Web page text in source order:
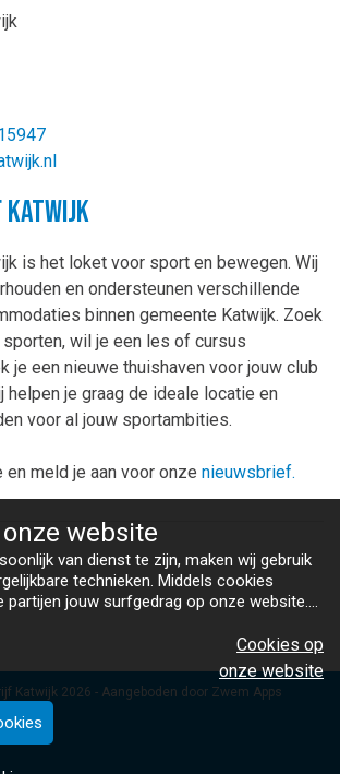
is het loket voor sport en bewegen. Wij
en ondersteunen verschillende
binnen gemeente Katwijk. Zoek
wil je een les of cursus
je een nieuwe thuishaven voor jouw club
helpen je graag de ideale locatie en
voor al jouw sportambities.
en meld je aan voor onze nieuwsbrief.
Katwijk 2026 - Aangeboden door Zwem Apps
onze website
van dienst te zijn, maken wij gebruik
technieken. Middels cookies
partijen jouw surfgedrag op onze website.
om informatie te delen via social media.
Cookies op
onze website